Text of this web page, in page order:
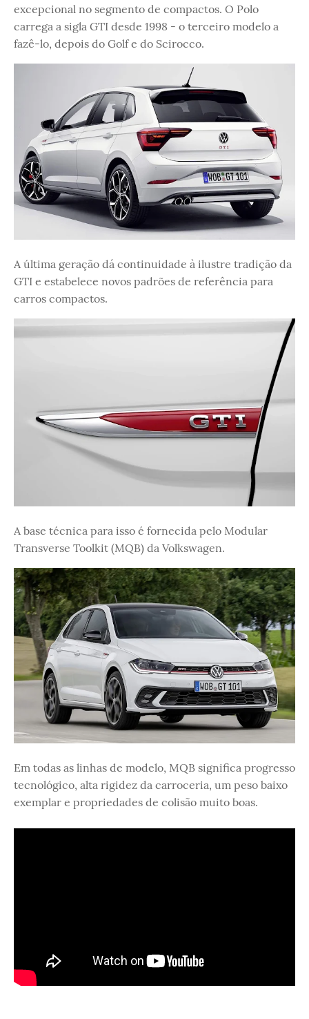
excepcional no segmento de compactos. O Polo
carrega a sigla GTI desde 1998 - o terceiro modelo a
fazê-lo, depois do Golf e do Scirocco.
A última geração dá continuidade à ilustre tradição da
GTI e estabelece novos padrões de referência para
carros compactos.
A base técnica para isso é fornecida pelo Modular
Transverse Toolkit (MQB) da Volkswagen.
Em todas as linhas de modelo, MQB significa progresso
tecnológico, alta rigidez da carroceria, um peso baixo
exemplar e propriedades de colisão muito boas.